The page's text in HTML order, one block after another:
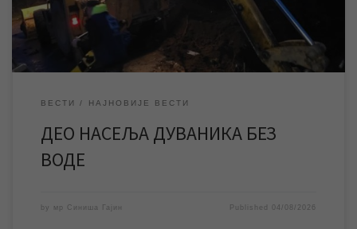
ВЕСТИ НАЈНОВИЈЕ ВЕСТИ
ДЕО НАСЕЉА ДУВАНИКА БЕЗ
ВОДЕ
by мр Синиша Гајин Published 04/08/2026